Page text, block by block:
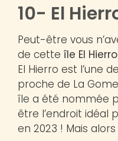
10- El
Peut-être vous
de cette île El Hierro
El Hierro est l’une
proche de La
île a été nommée
être l’endroit idéal
en 2023 ! Mais